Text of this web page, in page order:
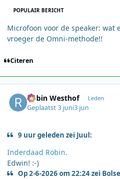
POPULAIR BERICHT
Microfoon voor de speaker: wat
vroeger de Omni-methode!!
Citeren
Robin Westhof Leden
Geplaatst3 juni3 jun
9 uur geleden zei Juul:
Inderdaad Robin.
Edwin! :-)
Op 2-6-2026 om 22:24 zei